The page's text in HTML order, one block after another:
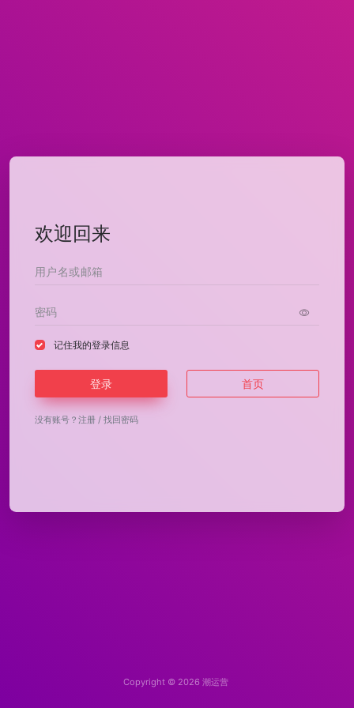
欢迎回来
记住我的登录信息
登录 首页
没有账号？ 注册 / 找回密码
Copyright © 2026 潮运营